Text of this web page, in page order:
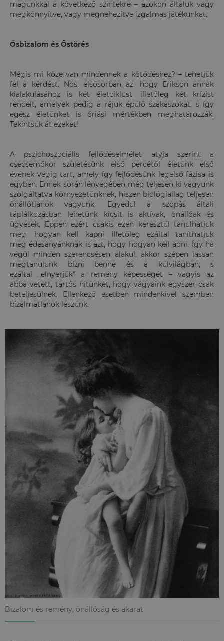
magunkkal a következő szintekre – azokon általuk vagy
megkönnyítve, vagy megnehezítve izgalmas játékunkat.
Ősbizalom és Őstörés
Mégis mi köze van mindennek a kötődéshez? – tehetjük
fel a kérdést. Nos, elsősorban az, hogy Erikson annak
kialakulásához is két életciklust, illetőleg két krízist
rendelt, amelyek pedig a rájuk épülő szakaszokat, s így
egész életünket is óriási mértékben meghatározzák.
Tekintsük át ezeket!
A pszichoszociális fejlődéselmélet atyja szerint a
csecsemőkor születésünk első percétől életünk első
évének végig tart, amely így fejlődésünk legelső fázisa is
egyben. Ennek során lényegében még teljesen ki vagyunk
szolgáltatva környezetünknek, hiszen biológiailag teljesen
önállótlanok vagyunk. Egyedül a szopás általi
táplálkozásban lehetünk kicsit is aktívak, önállóak és
ügyesek. Éppen ezért csakis ezen keresztül tanulhatjuk
meg, hogyan kell kapni, illetőleg ezáltal taníthatjuk
meg édesanyánknak is azt, hogy hogyan kell adni. Így ha
végül minden szerencsésen alakul, akkor szépen lassan
megtanulunk bízni benne és a külvilágban, s
ezáltal „elnyerjük” a remény képességét – vagyis az
abba vetett, tartós hitünket, hogy vágyaink egyszer csak
beteljesülnek. Ellenkező esetben mindenkivel szemben
bizalmatlanok leszünk.
Bizalom és remény, önállóság és akarat